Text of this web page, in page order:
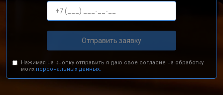
Отправить заявку
Нажимая на кнопку отправить я даю свое согласие на обработку
моих персональных данных.